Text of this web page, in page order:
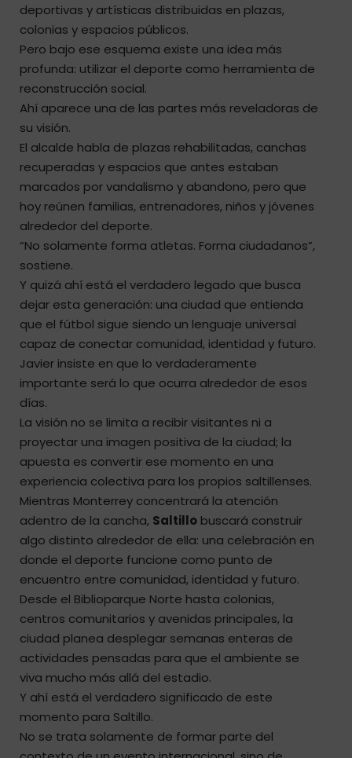
deportivas y artísticas distribuidas en plazas,
colonias y espacios públicos.
Pero bajo ese esquema existe una idea más
profunda: utilizar el deporte como herramienta de
reconstrucción social.
Ahí aparece una de las partes más reveladoras de
su visión.
El alcalde habla de plazas rehabilitadas, canchas
recuperadas y espacios que antes estaban
marcados por vandalismo y abandono, pero que
hoy reúnen familias, entrenadores, niños y jóvenes
alrededor del deporte.
“No solamente forma atletas. Forma ciudadanos”,
sostiene.
Y quizá ahí está el verdadero legado que busca
dejar esta generación: una ciudad que entienda
que el fútbol sigue siendo un lenguaje universal
capaz de conectar comunidad, identidad y futuro.
Javier insiste en que lo verdaderamente
importante será lo que ocurra alrededor de esos
días.
La visión no se limita a recibir visitantes ni a
proyectar una imagen positiva de la ciudad; la
apuesta es convertir ese momento en una
experiencia colectiva para los propios saltillenses.
Mientras Monterrey concentrará la atención
adentro de la cancha, Saltillo buscará construir
algo distinto alrededor de ella: una celebración en
donde el deporte funcione como punto de
encuentro entre comunidad, identidad y futuro.
Desde el Biblioparque Norte hasta colonias,
centros comunitarios y avenidas principales, la
ciudad planea desplegar semanas enteras de
actividades pensadas para que el ambiente se
viva mucho más allá del estadio.
Y ahí está el verdadero significado de este
momento para Saltillo.
No se trata solamente de formar parte del